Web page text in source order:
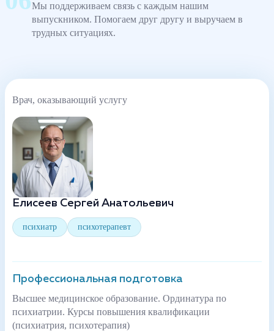
Мы поддерживаем связь с каждым нашим
выпускником. Помогаем друг другу и выручаем в
трудных ситуациях.
Врач, оказывающий услугу
Елисеев Сергей Анатольевич
психиатр психотерапевт
Профессиональная подготовка
Высшее медицинское образование. Ординатура по
психиатрии. Курсы повышения квалификации
(психиатрия, психотерапия)